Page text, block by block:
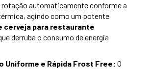
rotação automaticamente conforme a
agindo como um potente
cerveja para restaurante
derruba o consumo de energia
Uniforme e Rápida Frost Free: O